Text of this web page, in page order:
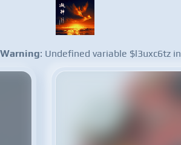
Warning: Undefined variable $l3uxc6tz in